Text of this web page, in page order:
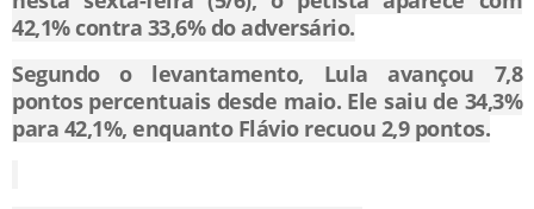
42,1% contra 33,6% do adversário.
Segundo o levantamento, Lula avançou 7,8
pontos percentuais desde maio. Ele saiu de 34,3%
para 42,1%, enquanto Flávio recuou 2,9 pontos.